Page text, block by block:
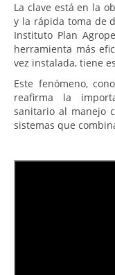
La clave está en la
y la rápida toma de
Instituto Plan
herramienta más
vez instalada, tiene
Este fenómeno,
reafirma la
sanitario al manejo
sistemas que